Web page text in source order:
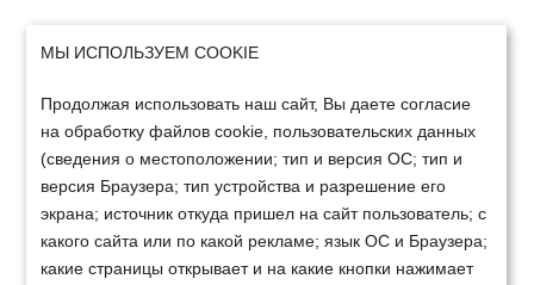
МЫ ИСПОЛЬЗУЕМ COOKIE
Продолжая использовать наш сайт, Вы даете согласие
на обработку файлов cookie, пользовательских данных
(сведения о местоположении; тип и версия ОС; тип и
версия Браузера; тип устройства и разрешение его
экрана; источник откуда пришел на сайт пользователь; с
какого сайта или по какой рекламе; язык ОС и Браузера;
какие страницы открывает и на какие кнопки нажимает